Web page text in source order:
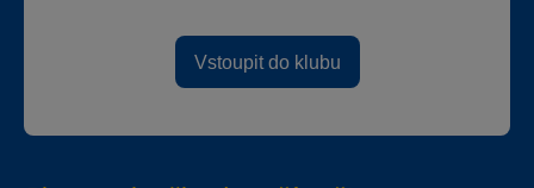
Vstoupit do klubu